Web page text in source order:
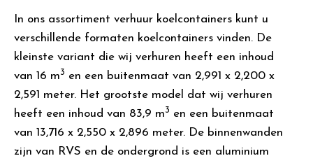
In ons assortiment verhuur koelcontainers kunt u
verschillende formaten koelcontainers vinden. De
kleinste variant die wij verhuren heeft een inhoud
van 16 m3 en een buitenmaat van 2,991 x 2,200 x
2,591 meter. Het grootste model dat wij verhuren
heeft een inhoud van 83,9 m3 en een buitenmaat
van 13,716 x 2,550 x 2,896 meter. De binnenwanden
zijn van RVS en de ondergrond is een aluminium